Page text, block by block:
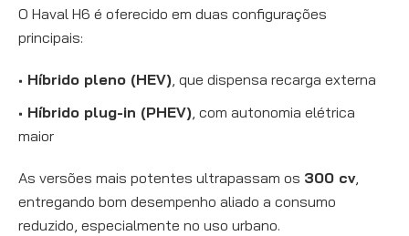
O Haval H6 é oferecido em duas configurações
principais:
Híbrido pleno (HEV), que dispensa recarga externa
Híbrido plug-in (PHEV), com autonomia elétrica
maior
As versões mais potentes ultrapassam os 300 cv,
entregando bom desempenho aliado a consumo
reduzido, especialmente no uso urbano.